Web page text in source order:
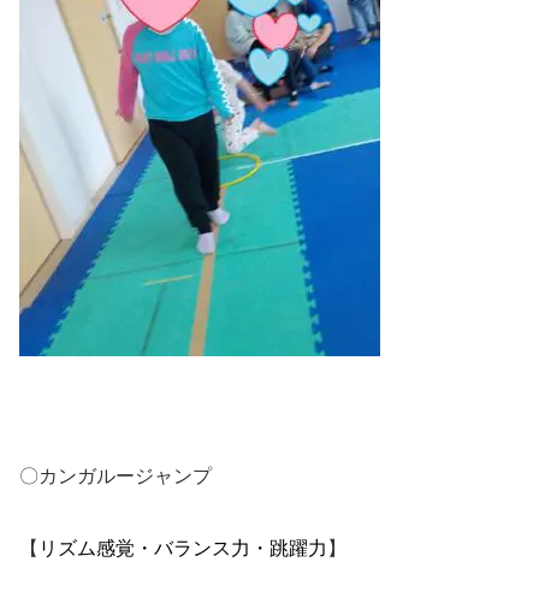
〇カンガルージャンプ
【 リズム感覚・バランス力・跳躍力 】